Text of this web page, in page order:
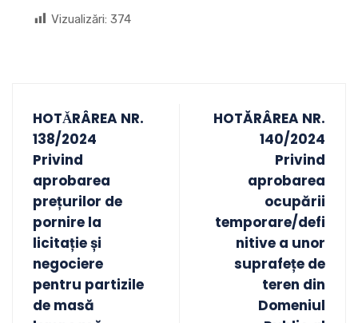
Vizualizări: 374
HOTǍRÂREA NR.
138/2024
Privind
aprobarea
prețurilor de
pornire la
licitație și
negociere
pentru partizile
de masă
HOTĂRÂREA NR.
140/2024
Privind
aprobarea
ocupării
temporare/defi
nitive a unor
suprafețe de
teren din
Domeniul